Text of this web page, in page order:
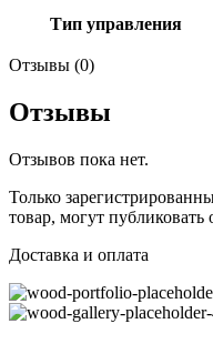
Тип управления
Отзывы (0)
Отзывы
Отзывов пока нет.
Только
товар, могут публиковать
Доставка и оплата